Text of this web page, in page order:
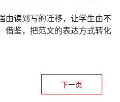
由读到写的迁移，让学生由不
借鉴，把范文的表达方式转化
下一页